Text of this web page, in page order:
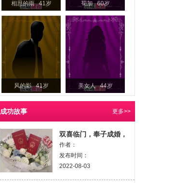
相思的雨 41岁 荀加 60岁
风的影 41岁 美女人 44岁
更多>>
成功故事
双喜临门，奉子成婚，
作者：
发布时间：
2022-08-03